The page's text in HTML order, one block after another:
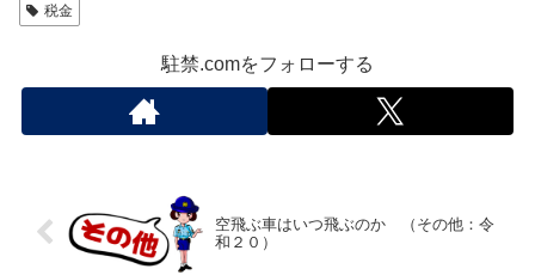
税金
駐禁.comをフォローする
空飛ぶ車はいつ飛ぶのか （その他：令
和２０）